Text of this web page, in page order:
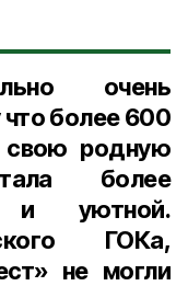
очень
более 600
свою родную
более
и уютной.
ГОКа,
не могли